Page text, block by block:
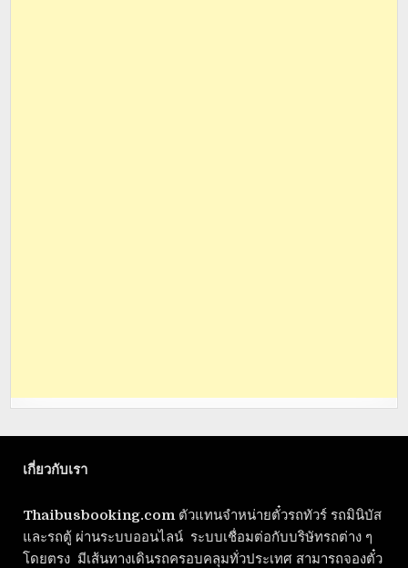
เกี่ยวกับเรา
Thaibusbooking.com ตัวแทนจำหน่ายตั๋วรถทัวร์ รถมินิบัส
และรถตู้ ผ่านระบบออนไลน์ ระบบเชื่อมต่อกับบริษัทรถต่าง ๆ
โดยตรง มีเส้นทางเดินรถครอบคลุมทั่วประเทศ สามารถจองตั๋ว